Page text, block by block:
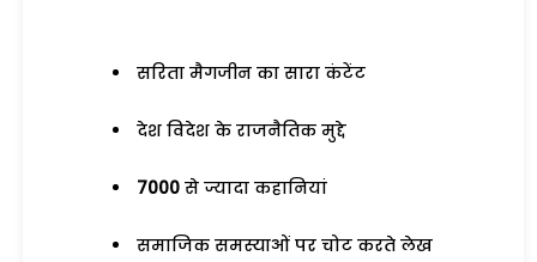
सरिता मैगजीन का सारा कंटेंट
देश विदेश के राजनैतिक मुद्दे
7000 से ज्यादा कहानियां
समाजिक समस्याओं पर चोट करते लेख